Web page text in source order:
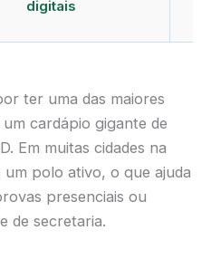
digitais
ter uma das maiores
cardápio gigante de
Em muitas cidades na
um polo ativo, o que ajuda
presenciais ou
de secretaria.